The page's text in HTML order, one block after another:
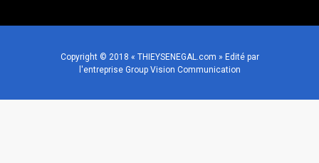
Copyright © 2018 « THIEYSENEGAL.com » Edité par
l'entreprise Group Vision Communication